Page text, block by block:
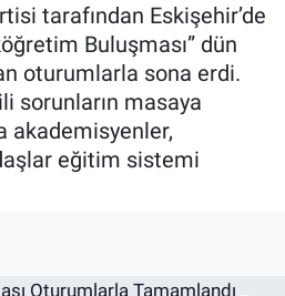
tarafından Eskişehir’de
Buluşması” dün
oturumlarla sona erdi.
sorunların masaya
akademisyenler,
eğitim sistemi